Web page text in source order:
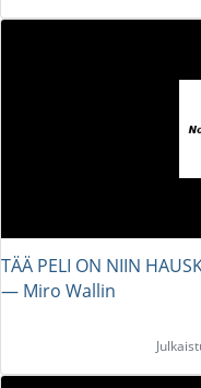
TÄÄ PELI ON NIIN
― Miro Wallin